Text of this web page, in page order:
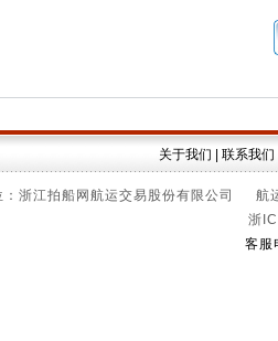
关于我们 联系我们
：浙江拍船网航运交易股份有限公司
浙
客服